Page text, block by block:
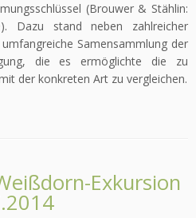
(Brouwer & Stählin:
Dazu stand neben zahlreicher
Samensammlung der
die es ermöglichte die zu
der konkreten Art zu vergleichen.
Exkursion